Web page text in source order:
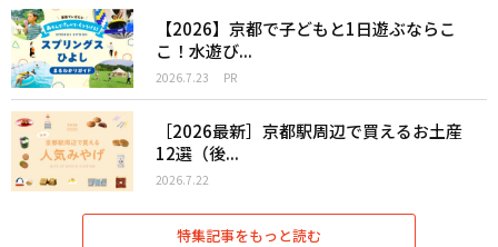
【2026】京都で子どもと1日遊ぶならこ
こ！水遊び...
2026.7.23 PR
［2026最新］京都駅周辺で買えるお土産
12選（後...
2026.7.22
特集記事をもっと読む